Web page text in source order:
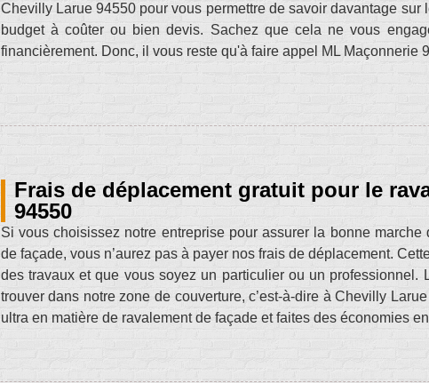
Chevilly Larue 94550 pour vous permettre de savoir davantage
budget à coûter ou bien devis. Sachez que cela ne vous
financièrement. Donc, il vous reste qu'à faire appel ML Maçonnerie
Frais de déplacement gratuit pour le
94550
Si vous choisissez notre entreprise pour assurer la bonne
de façade, vous n’aurez pas à payer nos frais de déplacement.
des travaux et que vous soyez un particulier ou un
trouver dans notre zone de couverture, c’est-à-dire à Chevilly
ultra en matière de ravalement de façade et faites des économies